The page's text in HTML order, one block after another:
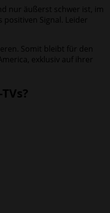
nur äußerst schwer ist, im
Signal. Leider
Somit bleibt für den
exklusiv auf ihrer